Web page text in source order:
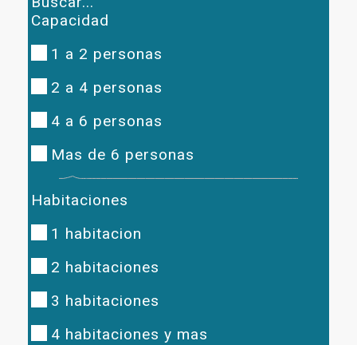
Capacidad
1 a 2 personas
2 a 4 personas
4 a 6 personas
Mas de 6 personas
Habitaciones
1 habitacion
2 habitaciones
3 habitaciones
4 habitaciones y mas